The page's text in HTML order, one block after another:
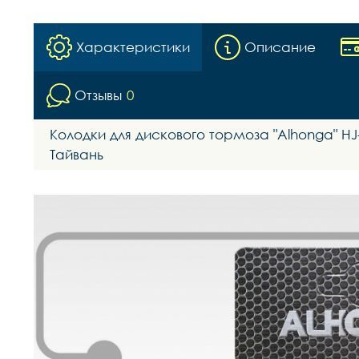
Характеристики Описание
Отзывы 0
Колодки для дискового тормоза "Alhonga"
Тайвань